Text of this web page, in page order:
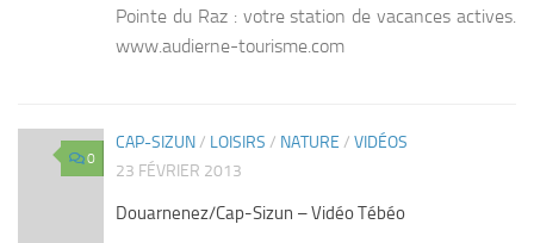
Pointe du Raz : votre station de vacances actives.
www.audierne-tourisme.com
0
CAP-SIZUN/ LOISIRS / NATURE / VIDÉOS
23 FÉVRIER 2013
Douarnenez/Cap-Sizun – Vidéo Tébéo